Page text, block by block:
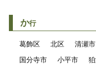
か行
葛飾区 北区 清瀬市
国分寺市
小平市